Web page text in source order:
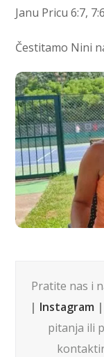
Janu Pricu 6:7,
Čestitamo Nini
Pratite nas i
| Instagram |
pitanja ili